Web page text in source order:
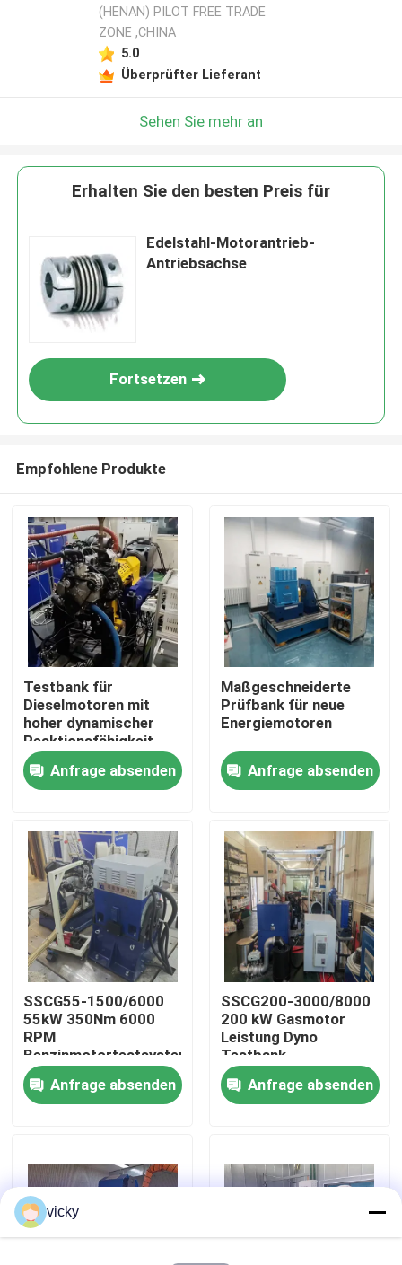
Heim
Über uns
Werksbesichtigung
Qualitätskontrolle
Kontakt mit uns
Neuigkeiten
Drehmoment-Dynamometer
(HENAN) PILOT FREE TRADE
ZONE ,CHINA
5.0
Überprüfter Lieferant
Sehen Sie mehr an
Erhalten Sie den besten Preis für
Edelstahl-Motorantrieb-
Antriebsachse
Fortsetzen
Empfohlene Produkte
Testbank für
Dieselmotoren mit
hoher dynamischer
Reaktionsfähigkeit
Anfrage absenden
Maßgeschneiderte
Prüfbank für neue
Energiemotoren
Anfrage absenden
SSCG55-1500/6000
55kW 350Nm 6000
RPM
Benzinmotortestsystem
Anfrage absenden
SSCG200-3000/8000
200 kW Gasmotor
Leistung Dyno
Testbank
Anfrage absenden
vicky